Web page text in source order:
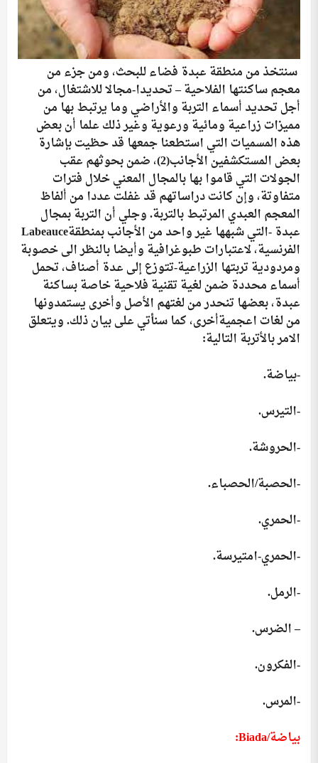
سنتخذ من منطقة عبدة فضاء للبحث، ومن جزء من
معجم ساكنتها الفلاحية – تحديدا-مجالا للاشتغال، من
أجل تحديد أسماء التربة والأراضي وما يرتبط بها من
مميزات زراعية ومائية ورعوية وغير ذلك علما أن بعض
هذه المسميات التي استطعنا جمعها قد حظيت بإشارة
بعض المستكشفين الأجانب(2) ، ضمن بحوثهم عقب
الجولات التي قاموا بها بالمجال المعني خلال فترات
متفاوتة، وإن كانت دراساتهم قد غفلت عددا من ألفاظ
المعجم العبدي المرتبط بالتربة. وجلي أن التربة بمجال
عبدة -التي شبهها غير واحد من الأجانب بمنطقةLabeauce
الفرنسية، لاعتبارات طبوغرافية وأيضا بالنظر الى خصوبة
ومردودية تربتها الزراعية-تتوزع إلى عدة أصناف، تحمل
أسماء محددة ضمن لغية تقنية فلاحية خاصة بساكنة
عبدة، بعضها تنحدر من لغتهم الأصل وأخرى يستمدونها
من لغات اعجميةأخرى، كما سنأتي على بيان ذلك. ويتعلق
الامر بالأتربة التالية:
-بياضة.
-التيرس.
-الحروشة.
-الحصبة/الحصباء.
-الحمري.
-الحمري-امتيرسة.
-الرمل.
– الضرس.
-الفكرون.
-المرس.
بياضة/Biada
: